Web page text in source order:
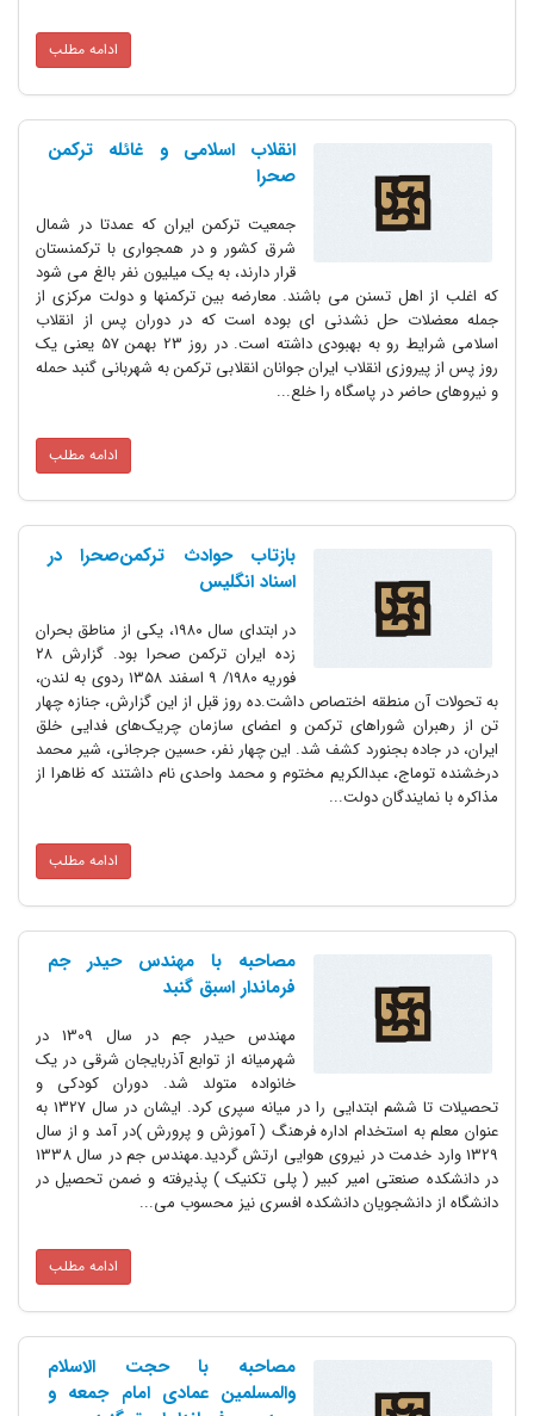
ادامه مطلب
انقلاب اسلامی و غائله ترکمن
صحرا
جمعیت ترکمن ایران که عمدتا در شمال
شرق کشور و در همجواری با ترکمنستان
قرار دارند، به یک میلیون نفر بالغ می شود
که اغلب از اهل تسنن می باشند. معارضه بین ترکمنها و دولت مرکزی از
جمله معضلات حل نشدنی ای بوده است که در دوران پس از انقلاب
اسلامی شرایط رو به بهبودی داشته است. در روز 23 بهمن 57 یعنی یک
روز پس از پیروزی انقلاب ایران جوانان انقلابی ترکمن به شهربانی گنبد حمله
و نیروهای حاضر در پاسگاه را خلع...
ادامه مطلب
بازتاب حوادث ترکمن‌صحرا در
اسناد انگلیس
در ابتدای سال ۱۹۸۰، یکی از مناطق بحران
زده ایران ترکمن صحرا بود. گزارش ۲۸
فوریه ۱۹۸۰/ ۹ اسفند ۱۳۵۸ ردوی به لندن،
به تحولات آن منطقه اختصاص داشت.ده روز قبل از این گزارش، جنازه چهار
تن از رهبران شوراهای ترکمن و اعضای سازمان چریک‌های فدایی خلق
ایران، در جاده بجنورد کشف شد. این چهار نفر، حسین جرجانی، شیر محمد
درخشنده توماج، عبدالکریم مختوم و محمد واحدی نام داشتند که ظاهرا از
مذاکره با نمایندگان دولت...
ادامه مطلب
مصاحبه با مهندس حیدر جم
فرماندار اسبق گنبد
مهندس حیدر جم در سال 1309 در
شهرمیانه از توابع آذربایجان شرقی در یک
خانواده متولد شد. دوران کودکی و
تحصیلات تا ششم ابتدایی را در میانه سپری کرد. ایشان در سال 1327 به
عنوان معلم به استخدام اداره فرهنگ ( آموزش و پرورش )در آمد و از سال
1329 وارد خدمت در نیروی هوایی ارتش گردید.مهندس جم در سال 1338
در دانشکده صنعتی امیر کبیر ( پلی تکنیک ) پذیرفته و ضمن تحصیل در
دانشگاه از دانشجویان دانشکده افسری نیز محسوب می...
ادامه مطلب
مصاحبه با حجت الاسلام
والمسلمین عمادی امام جمعه و